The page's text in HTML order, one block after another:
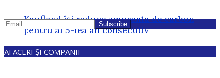
Kaufland își reduce amprenta de carbon
pentru al 5-lea an consecutiv
AFACERI ȘI COMPANII